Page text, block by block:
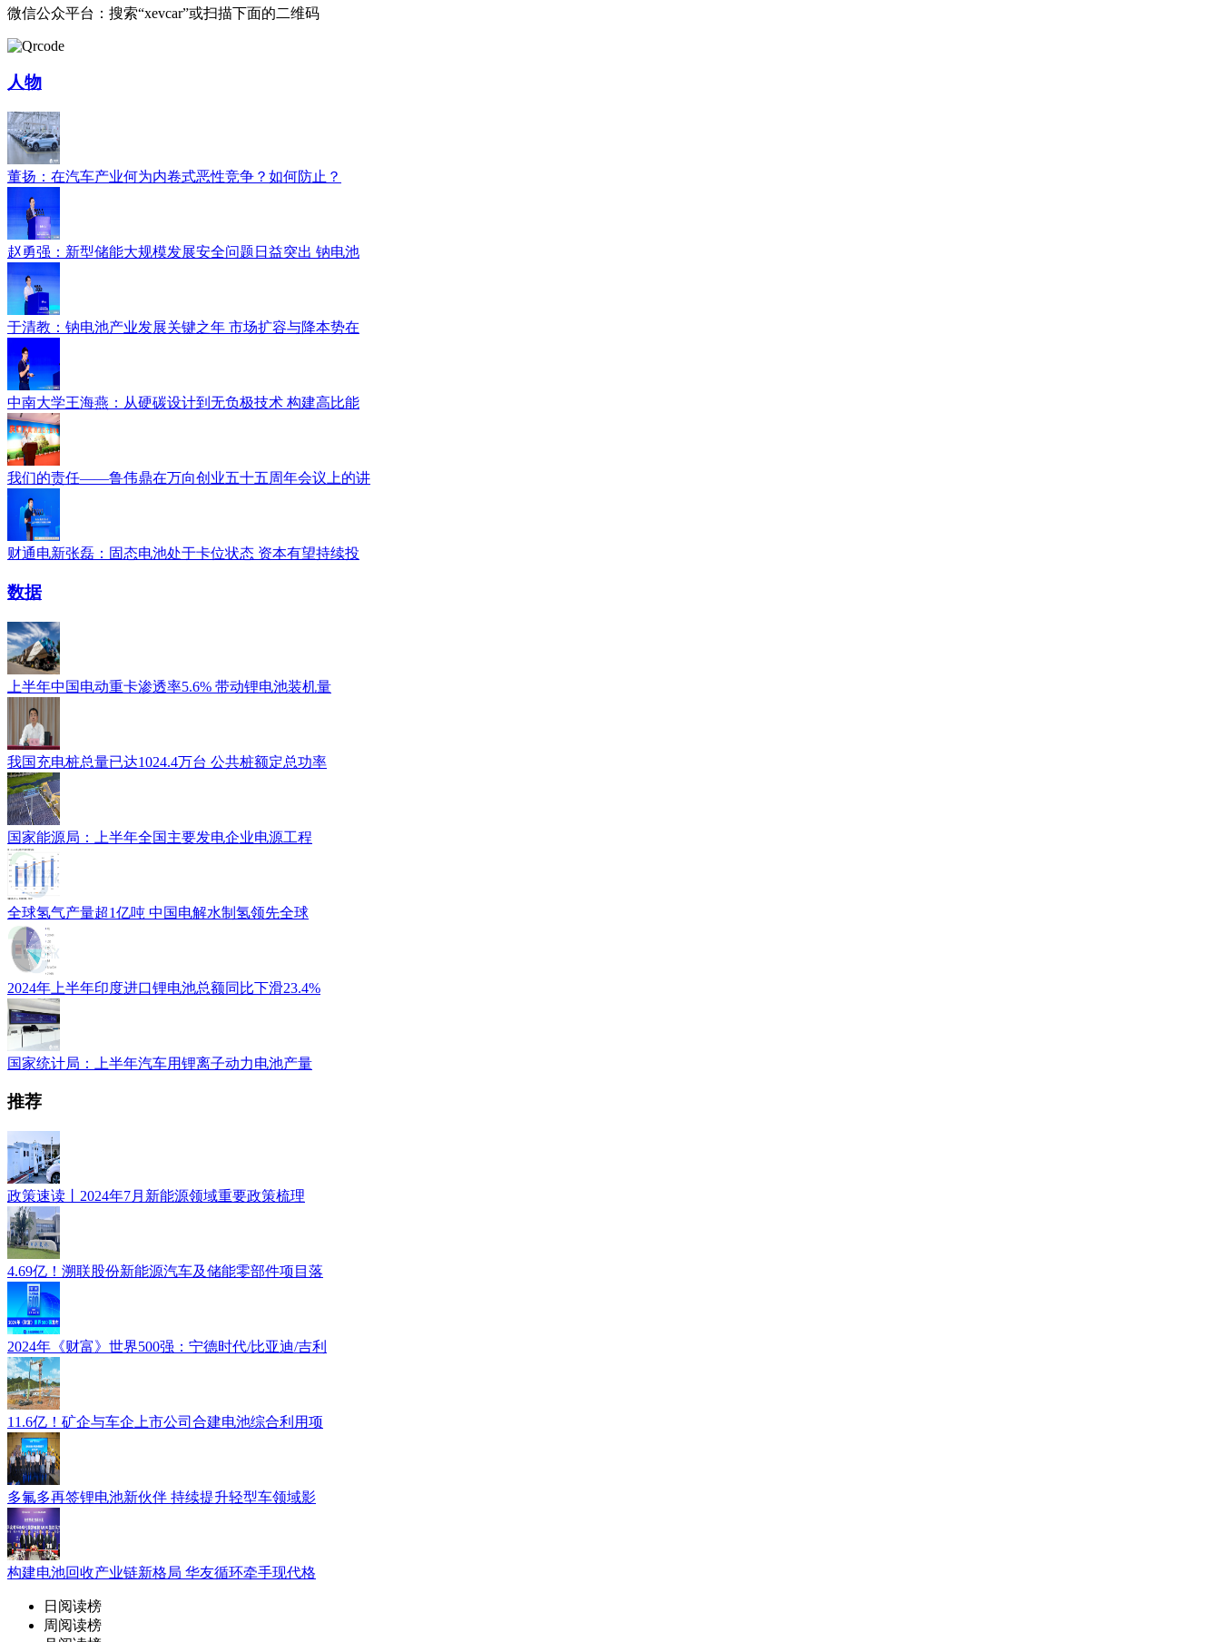
微信公众平台：搜索“xevcar”或扫描下面的二维码
人物
董扬：在汽车产业何为内卷式恶性竞争？如何防止？
赵勇强：新型储能大规模发展安全问题日益突出 钠电池
于清教：钠电池产业发展关键之年 市场扩容与降本势在
中南大学王海燕：从硬碳设计到无负极技术 构建高比能
我们的责任——鲁伟鼎在万向创业五十五周年会议上的讲
财通电新张磊：固态电池处于卡位状态 资本有望持续投
数据
上半年中国电动重卡渗透率5.6% 带动锂电池装机量
我国充电桩总量已达1024.4万台 公共桩额定总功率
国家能源局：上半年全国主要发电企业电源工程
​全球氢气产量超1亿吨 中国电解水制氢领先全球
2024年上半年印度进口锂电池总额同比下滑23.4%
国家统计局：上半年汽车用锂离子动力电池产量
推荐
政策速读丨2024年7月新能源领域重要政策梳理
4.69亿！溯联股份新能源汽车及储能零部件项目落
2024年《财富》世界500强：宁德时代/比亚迪/吉利
11.6亿！矿企与车企上市公司合建电池综合利用项
多氟多再签锂电池新伙伴 持续提升轻型车领域影
构建电池回收产业链新格局 华友循环牵手现代格
日阅读榜
周阅读榜